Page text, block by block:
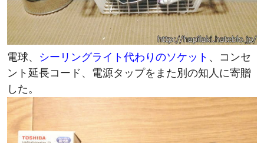
電球、 シーリングライト代わりのソケット 、コンセ
ント延長コード、電源タップをまた別の知人に寄贈
した。